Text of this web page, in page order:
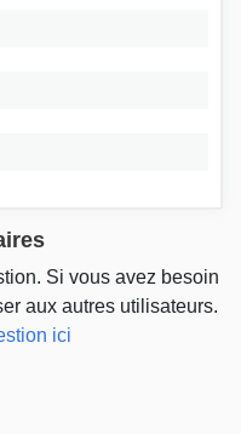
Si vous avez besoin
aux autres utilisateurs.
ici